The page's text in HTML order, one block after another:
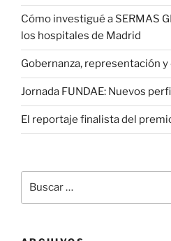
Cómo investigué a SERMAS
los hospitales de Madrid
Gobernanza, representación
Jornada FUNDAE: Nuevos
El reportaje finalista del
por: